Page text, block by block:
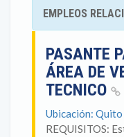
EMPLEOS
PASANTE
ÁREA DE
TECNICO
Ubicación:
REQUISITOS: